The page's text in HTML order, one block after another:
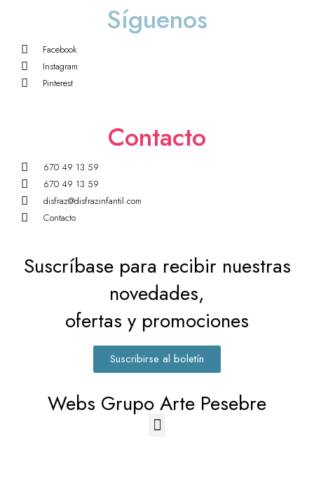
Síguenos
Facebook
Instagram
Pinterest
Contacto
670 49 13 59
670 49 13 59
disfraz@disfrazinfantil.com
Contacto
Suscríbase para recibir nuestras
novedades,
ofertas y promociones
Suscribirse al boletín
Webs Grupo Arte Pesebre